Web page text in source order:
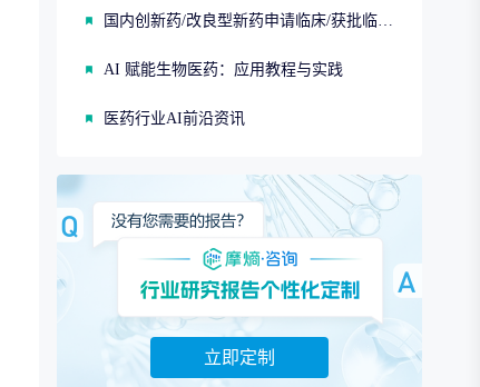
国内创新药/改良型新药申请临床/获批临床/申请上市/获批上市数据分析
AI 赋能生物医药：应用教程与实践
医药行业AI前沿资讯
立即定制